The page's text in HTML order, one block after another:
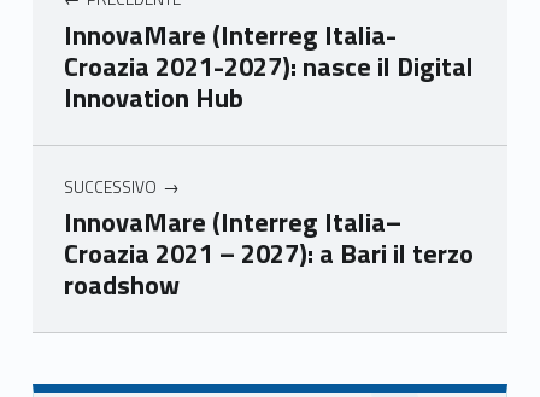
mer
e
Ven
eto
e
Ven
eto
e
Ven
Ven
InnovaMare (Interreg Italia-
Croazia 2021-2027): nasce il Digital
Innovation Hub
SUCCESSIVO
InnovaMare (Interreg Italia–
Croazia 2021 – 2027): a Bari il terzo
roadshow
Skip back to main navigation